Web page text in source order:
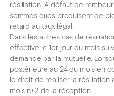
résiliation. A défaut de
sommes dues produisent de
retard au taux légal.
Dans les autres cas de
effective le 1er jour du mois
demande par la mutuelle.
postérieure au 24 du mois en
le droit de réaliser la résiliation
mois n+2 de la réception.